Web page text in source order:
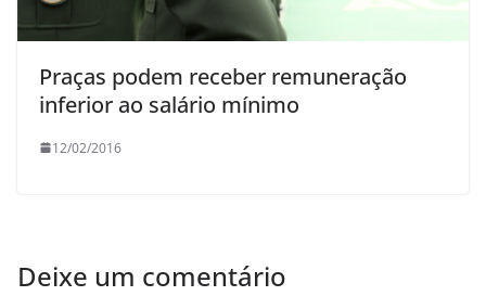
Praças podem receber remuneração
inferior ao salário mínimo
12/02/2016
Deixe um comentário